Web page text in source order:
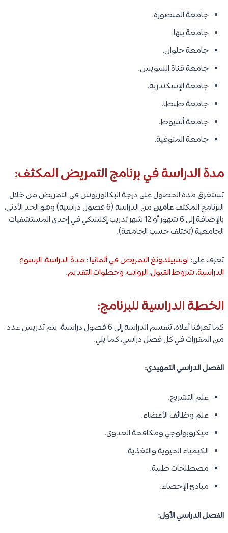
جامعة المنصورة.
جامعة بنها.
جامعة حلوان.
جامعة قناة السويس.
جامعة الإسكندرية.
جامعة طنطا.
جامعة أسيوط.
جامعة المنوفية.
مدة الدراسة في برنامج التمريض المكثف:
تستغرق مدة الحصول على درجة البكالوريوس في التمريض من خلال
البرنامج المكثفعامين
من الدراسة (6 فصول دراسية) وهو الحد الأدنى،
بالإضافة إلى 6 شهور أو 12 شهر تدريب إكلينيكي في إحدى المستشفيات
الجامعية (تختلف حسب الجامعة).
تعرف على: اوسبيلدونغ التمريض في ألمانيا : مدة الدراسة، الرسوم
الدراسية، شروط القبول، الرواتب، وخطوات التقديم.
الخطة الدراسية للبرنامج:
كما تعرفنا أعلاه، تنقسم الدراسة إلى 6 فصول دراسية، يتم تدريس عدد
من المقررات في كل فصل دراسي، كما يلي:
الفصل الدراسي التمهيدي:
علم التشريح.
علم وظائف الأعضاء.
ميكروبولوجي ومكافحة العدوى.
الكيمياء الحيوية والتغذية.
مصطلحات طبية.
مبادئ الإحصاء.
الفصل الدراسي الأول: